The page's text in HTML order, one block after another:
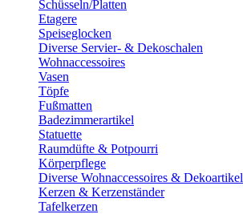
Schüsseln/Platten
Etagere
Speiseglocken
Diverse Servier- & Dekoschalen
Wohnaccessoires
Vasen
Töpfe
Fußmatten
Badezimmerartikel
Statuette
Raumdüfte & Potpourri
Körperpflege
Diverse Wohnaccessoires & Dekoartikel
Kerzen & Kerzenständer
Tafelkerzen